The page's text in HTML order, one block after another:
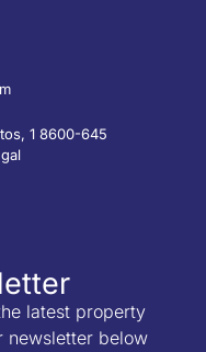
1 8600-645
latest property
newsletter below